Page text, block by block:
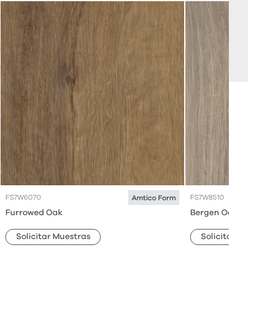
FS7W6070 Amtico Form
Furrowed Oak
Solicitar Muestras
FS7W8510
Bergen Oak
Solicitar